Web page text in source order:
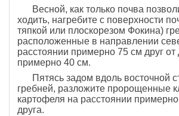
Весной, как только почва
ходить, нагребите с поверхности
тяпкой или плоскорезом Фокина)
расположенные в направлении
расстоянии примерно 75 см друг от
примерно 40 см.
Пятясь задом вдоль восточной
гребней, разложите пророщенные
картофеля на расстоянии
друга.